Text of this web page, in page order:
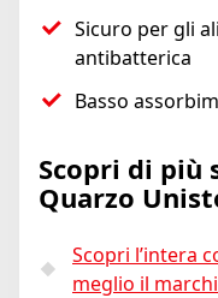
Sicuro per gli
antibatterica
Basso
Scopri di più
Quarzo
Scopri l’intera
meglio il